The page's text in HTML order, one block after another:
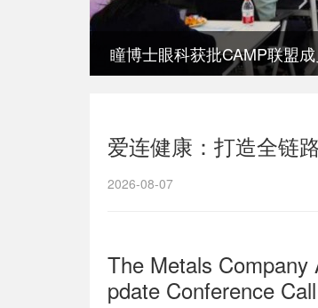
瞳博士眼科获批CAMP联盟
爱连健康：打造全链
2026-08-07
The Metals
pdate Conference